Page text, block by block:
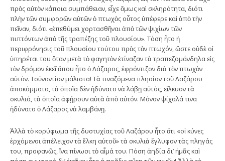
πρὸς αὐτὸν κάποια συμπάθειαν, εἶχε ὅμως καὶ σκληρότητα, διότι
πλὴν τῶν συμφορῶν αὐτῶν ὁ πτωχὸς οὗτος ὑπέφερε καὶ ἀπὸ τὴν
πεῖναν, διότι «ἐπεθύμει χορτασθῆναι ἀπὸ τῶν ψιχίων τῶν
πιπτόντων ἀπὸ τῆς τραπέζης τοῦ πλουσίου». Τόση ἦτο ἡ
περιφρόνησις τοῦ πλουσίου τούτου πρὸς τὸν πτωχόν, ὥστε οὐδὲ οἱ
ὑπηρέται του ὅταν μετὰ τὸ φαγητὸν ἐτίναζαν τὰ τραπεζομάνδηλα εἰς
τὸν δρόμον ἐκεῖ ὅπου ἦτο ὁ Λάζαρος, ἐφρόντιζον διὰ τὸν πτωχὸν
αὐτόν. Τοὐναντίον μάλιστα! Τὰ τιναζόμενα πλησίον τοῦ Λαζάρου
ἀποκόμματα, τὰ ὁποῖα δὲν ἠδύνατο νὰ λάβῃ αὐτός, εἵλκυον τὰ
σκυλιά, τὰ ὁποῖα ἀφῄρουν αὐτὰ ἀπὸ αὐτόν. Μόνον ψίχαλά τινα
ἠδύνατο ὁ Λάζαρος νὰ λαμβάνῃ.
Ἀλλὰ τὸ κορύφωμα τῆς δυστυχίας τοῦ Λαζάρου ἦτο ὅτι «οἱ κύνες
ἐρχόμενοι ἀπέλειχον τὰ ἕλκη αὐτοῦ» τὰ σκυλιὰ ἔγλυφον τὰς πληγάς
του, προφανῶς, ἵνα πίνωσι τὸ αἷμά του. Πόση ἀηδία δι’ ἡμᾶς καὶ